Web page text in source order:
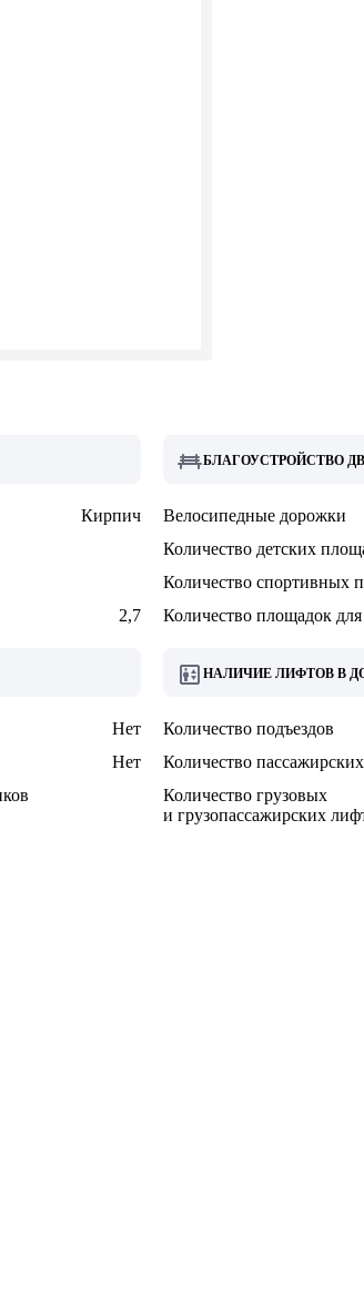
Кирпич
2,7
БЛАГОУСТРОЙСТВО
Велосипедные дорожки
Количество детских
Количество спортивных
Количество площадок для
Нет
Нет
НАЛИЧИЕ ЛИФТОВ В
Количество подъездов
Количество
Количество грузовых
и грузопассажирских